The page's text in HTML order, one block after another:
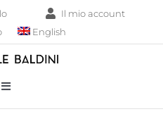
Il mio account
English
Toggle
Navigation